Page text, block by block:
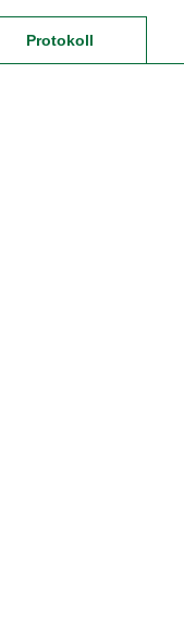
Protokoll